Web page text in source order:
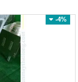
-4%